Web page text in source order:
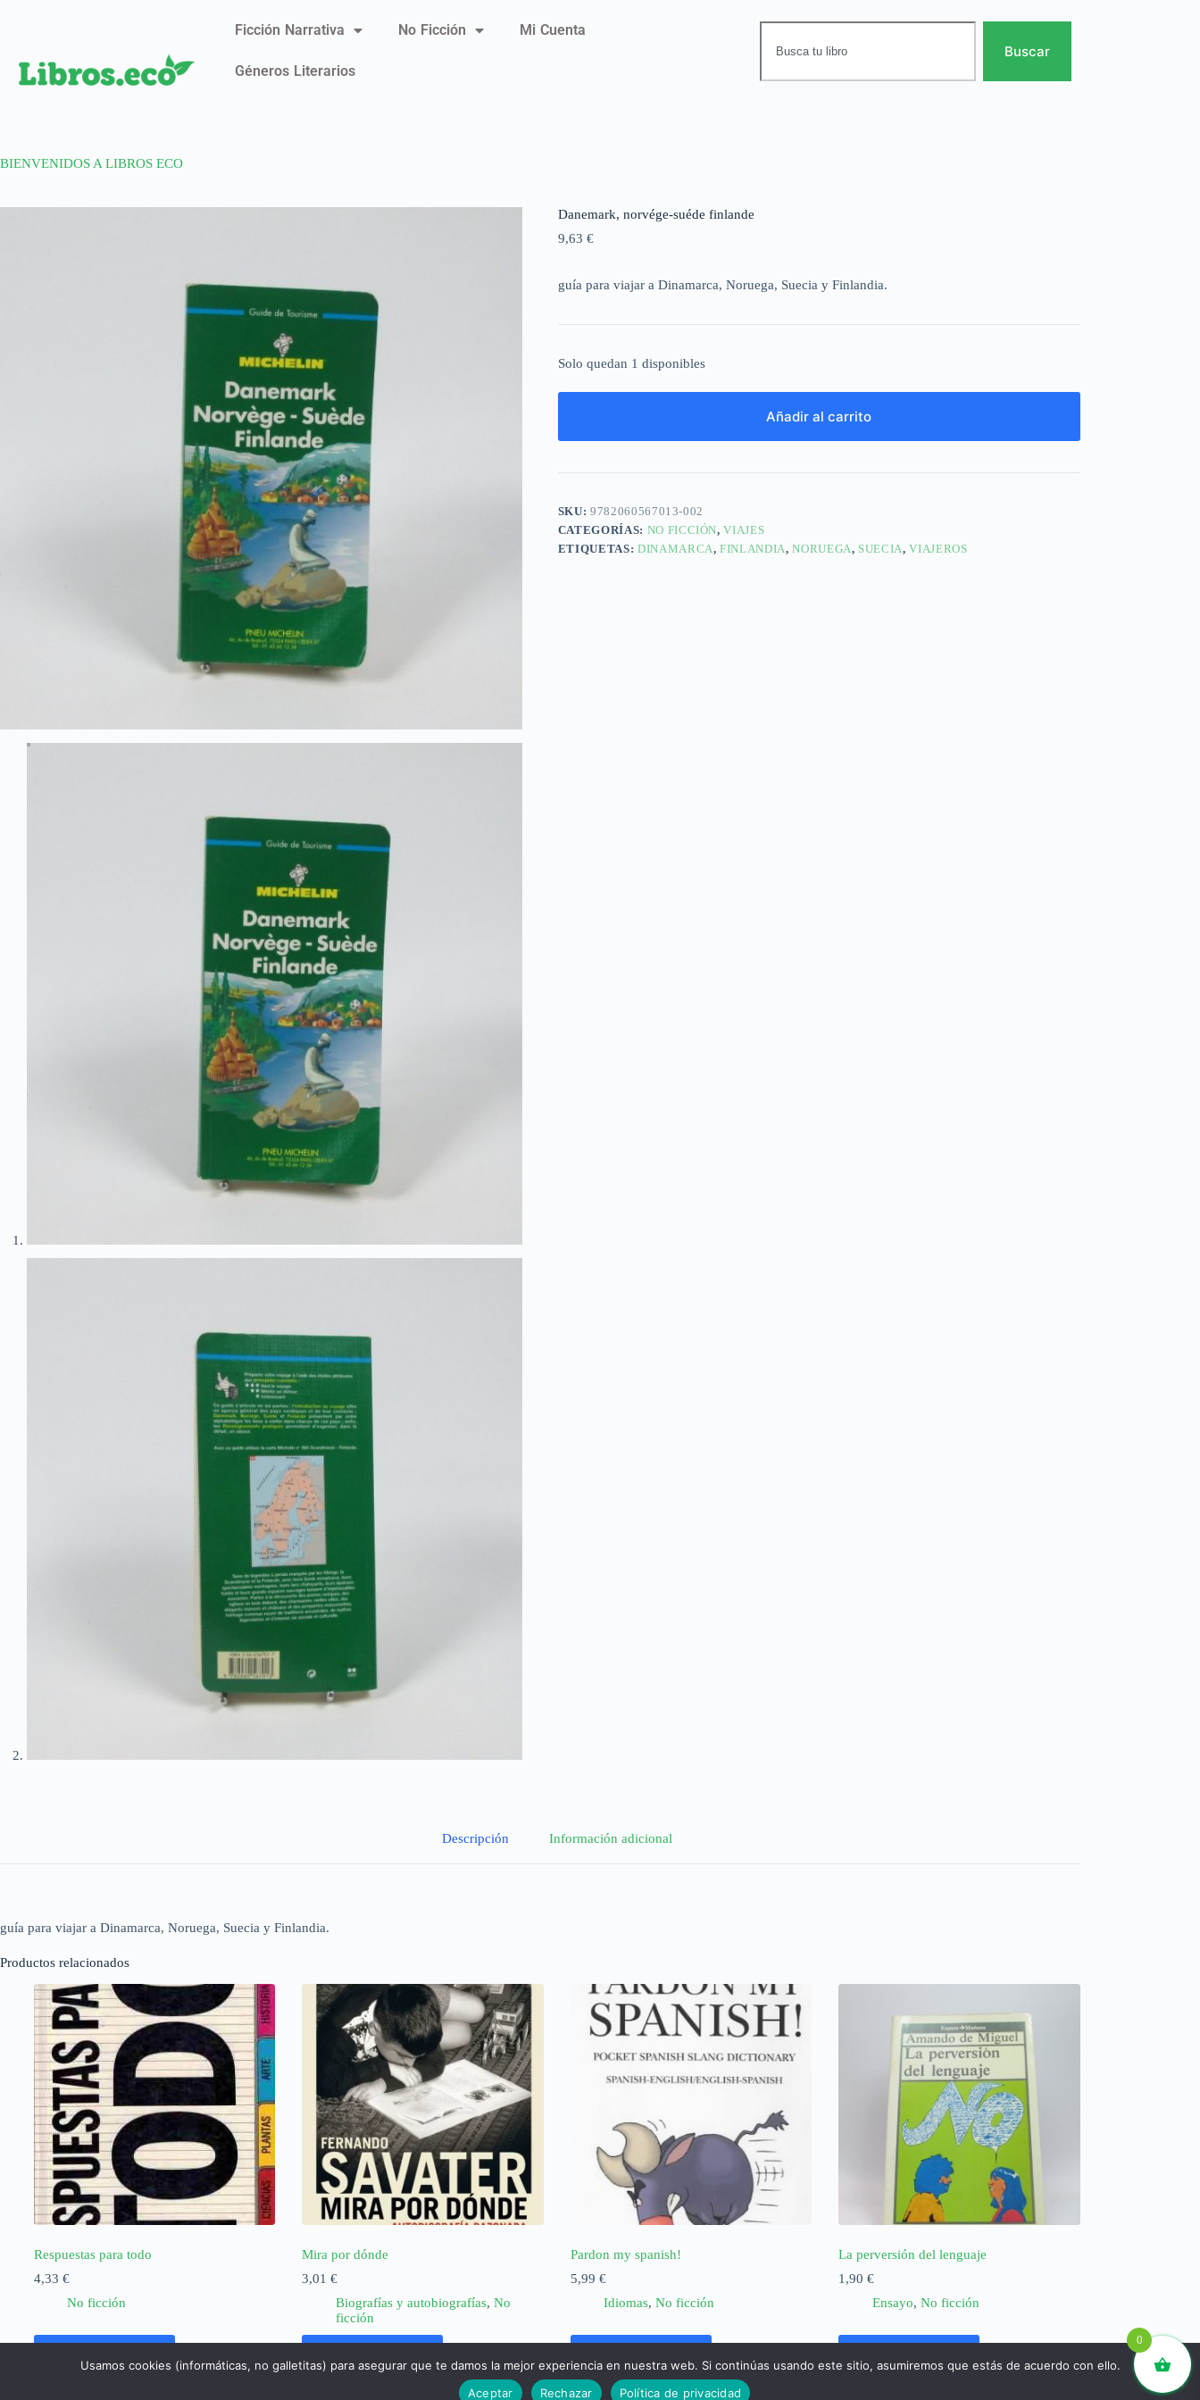
Ficción Narrativa No Ficción Mi Cuenta
Géneros Literarios
Buscar
BIENVENIDOS A LIBROS ECO
Danemark, norvége-suéde finlande
9,63 €
guía para viajar a Dinamarca, Noruega, Suecia y Finlandia.
Solo quedan 1 disponibles
Añadir al carrito
SKU:9782060567013-002
CATEGORÍAS: NO FICCIÓN,VIAJES
ETIQUETAS: DINAMARCA,FINLANDIA,NORUEGA, SUECIA,VIAJEROS
Descripción Información adicional
guía para viajar a Dinamarca, Noruega, Suecia y Finlandia.
Productos relacionados
Respuestas para todo
4,33 €
No ficción
Mira por dónde
3,01€
Biografías y autobiografías, No
ficción
Pardon my spanish!
5,99 €
Idiomas,No ficción
La perversión del lenguaje
1,90€
Ensayo, No ficción
0
Usamos cookies (informáticas, no galletitas) para asegurar que te damos la mejor experiencia en nuestra web. Si continúas usando este sitio, asumiremos que estás de acuerdo con ello.
Aceptar
Rechazar Política de privacidad